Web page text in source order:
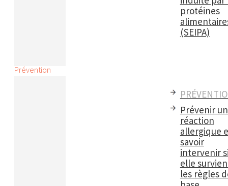
protéines
(SEIPA)
Prévention
Prévenir
réaction
allergique
savoir
intervenir
elle
les règles